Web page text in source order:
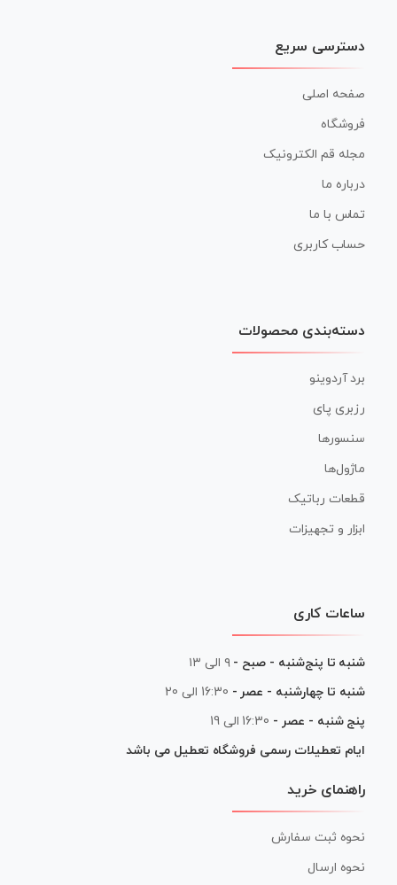
دسترسی سریع
صفحه اصلی
فروشگاه
مجله قم الکترونیک
درباره ما
تماس با ما
حساب کاربری
دسته‌بندی محصولات
برد آردوینو
رزبری پای
سنسورها
ماژول‌ها
قطعات رباتیک
ابزار و تجهیزات
ساعات کاری
شنبه تا پنج‌شنبه - صبح - ۹ الی ۱۳
شنبه تا چهارشنبه - عصر - 16:30 الی 20
پنج شنبه - عصر - 16:30 الی 19
ایام تعطیلات رسمی فروشگاه تعطیل می باشد
راهنمای خرید
نحوه ثبت سفارش
نحوه ارسال